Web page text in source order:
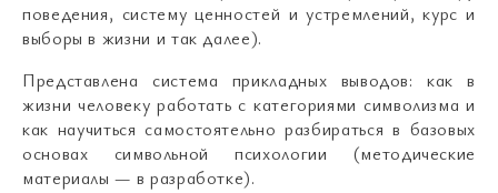
поведения, систему ценностей и устремлений, курс и
выборы в жизни и так далее).
Представлена система прикладных выводов: как в
жизни человеку работать с категориями символизма и
как научиться самостоятельно разбираться в базовых
основах символьной психологии (методические
материалы — в разработке).